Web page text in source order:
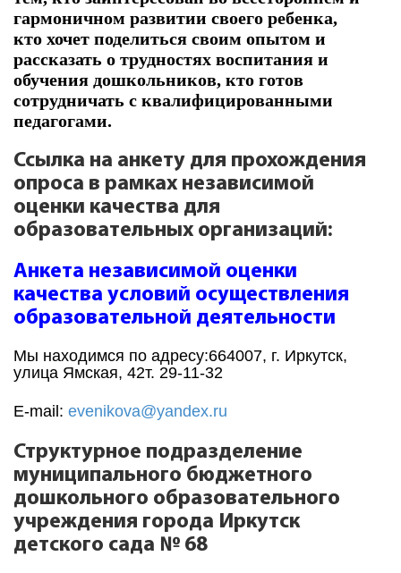
гармоничном развитии своего ребенка,
кто хочет поделиться своим опытом и
рассказать о трудностях воспитания и
обучения дошкольников, кто готов
сотрудничать с квалифицированными
педагогами.
Ссылка на анкету для прохождения
опроса в рамках независимой
оценки качества для
образовательных организаций:
Анкета независимой оценки
качества условий осуществления
образовательной деятельности
Мы находимся по адресу:664007, г. Иркутск,
улица Ямская, 42т. 29-11-32
E-mail: evenikova@yandex.ru
Структурное подразделение
муниципального бюджетного
дошкольного образовательного
учреждения города Иркутск
детского сада № 68